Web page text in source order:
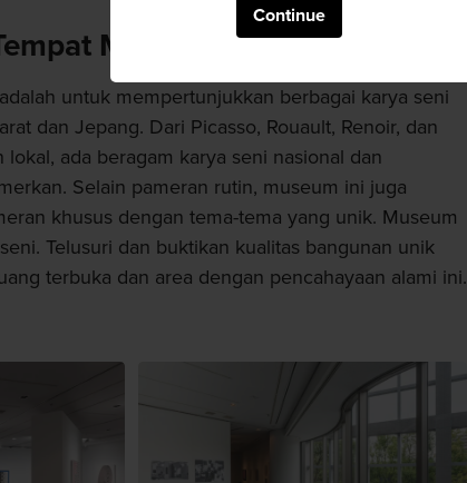
Continue
Modern
untuk mempertunjukkan berbagai karya seni
dan Jepang. Dari Picasso, Rouault, Renoir, dan
lokal, ada beragam karya seni nasional dan
Selain pameran rutin, museum ini juga
khusus dengan tema-tema yang unik. Museum
Telusuri dan buktikan kualitas bangunan unik
terbuka dan area dengan pencahayaan alami ini.